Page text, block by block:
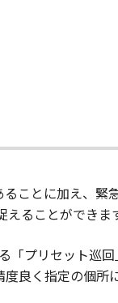
ことに加え、緊
ることができま
「プリセット巡
良く指定の個所